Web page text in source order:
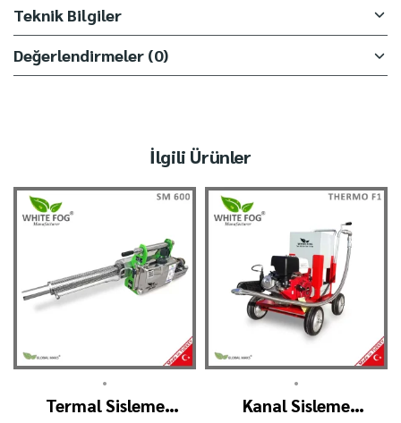
Teknik Bilgiler
Değerlendirmeler (0)
İlgili Ürünler
•
Termal Sisleme
•
Kanal Sisleme